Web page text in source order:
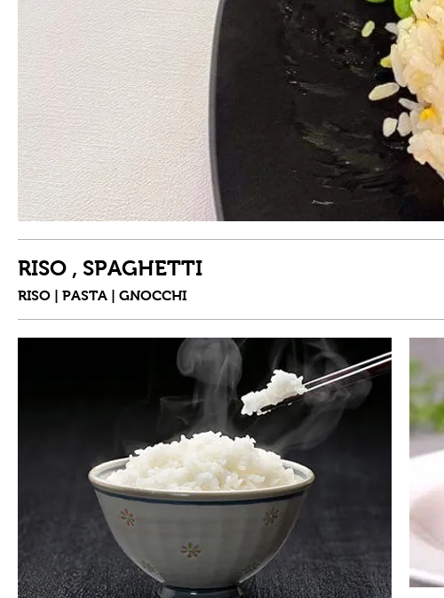
RISO , SPAGHETTI
RISO | PASTA | GNOCCHI